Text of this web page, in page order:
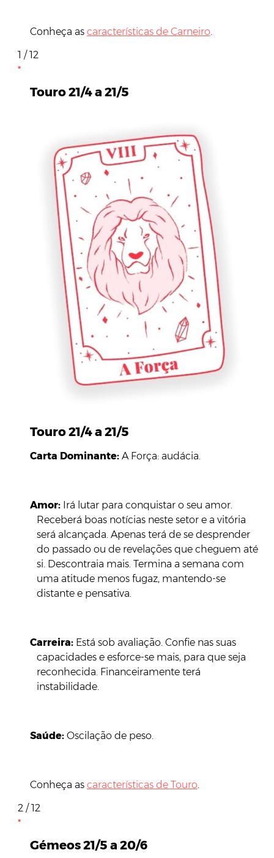
Conheça as características de Carneiro.
1 / 12
Touro 21/4 a 21/5
Touro 21/4 a 21/5
Carta Dominante: A Força: audácia.
Amor: Irá lutar para conquistar o seu amor.
Receberá boas notícias neste setor e a vitória
será alcançada. Apenas terá de se desprender
do passado ou de revelações que cheguem até
si. Descontraia mais. Termina a semana com
uma atitude menos fugaz, mantendo-se
distante e pensativa.
Carreira:Está sob avaliação. Confie nas suas
capacidades e esforce-se mais, para que seja
reconhecida. Financeiramente terá
instabilidade.
Saúde: Oscilação de peso.
Conheça as características de Touro.
2 / 12
Gémeos 21/5 a 20/6